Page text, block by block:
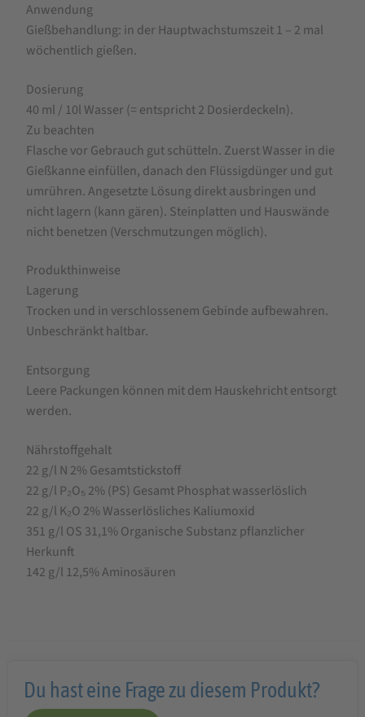
Anwendung
Gießbehandlung: in der Hauptwachstumszeit 1 – 2 mal
wöchentlich gießen.
Dosierung
40 ml / 10l Wasser (= entspricht 2 Dosierdeckeln).
Zu beachten
Flasche vor Gebrauch gut schütteln. Zuerst Wasser in die
Gießkanne einfüllen, danach den Flüssigdünger und gut
umrühren. Angesetzte Lösung direkt ausbringen und
nicht lagern (kann gären). Steinplatten und Hauswände
nicht benetzen (Verschmutzungen möglich).
Produkthinweise
Lagerung
Trocken und in verschlossenem Gebinde aufbewahren.
Unbeschränkt haltbar.
Entsorgung
Leere Packungen können mit dem Hauskehricht entsorgt
werden.
Nährstoffgehalt
22 g/l N 2% Gesamtstickstoff
22 g/l P₂O₅ 2% (PS) Gesamt Phosphat wasserlöslich
22 g/l K₂O 2% Wasserlösliches Kaliumoxid
351 g/l OS 31,1% Organische Substanz pflanzlicher
Herkunft
142 g/l 12,5% Aminosäuren
Du hast eine Frage zu diesem Produkt?